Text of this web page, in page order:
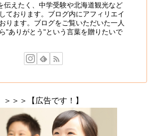
伝えたく、中学受験や北海道観光など
ております。ブログ内にアフィリエイ
ります。ブログをご覧いただいた一人
"ありがとう"という言葉を贈りたいで
＞＞＞【広告です！】